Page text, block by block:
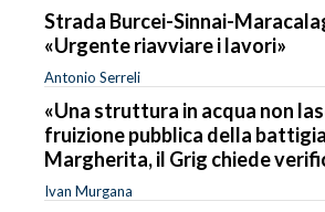
Strada Burcei-Sinnai-
«Urgente riavviare i lavori»
Antonio Serreli
«Una struttura in acqua non
fruizione pubblica della
Margherita, il Grig chiede
Ivan Murgana